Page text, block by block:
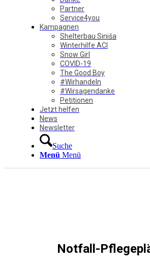
Partner
Service4you
Kampagnen
Shelterbau Siniša
Winterhilfe ACI
Snow Girl
COVID-19
The Good Boy
#Wirhandeln
#Wirsagendanke
Petitionen
Jetzt helfen
News
Newsletter
Suche
Menü Menü
Notfall-